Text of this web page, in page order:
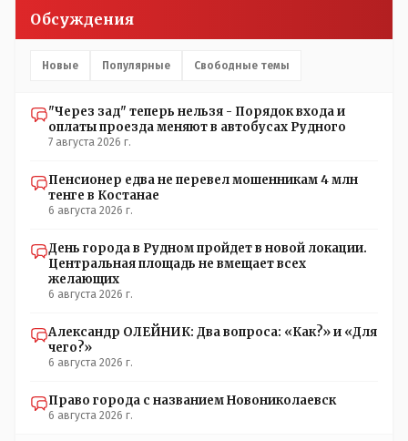
причинам, просто обстоятельства немного меняются по
сравнению с Назарбаевскими временами, власти
неизвестная в уравнении взаимоотношений власти и
Обсуждения
Новые Популярные Свободные темы
"Через зад" теперь нельзя - Порядок входа и
оплаты проезда меняют в автобусах Рудного
7 августа 2026 г.
Пенсионер едва не перевел мошенникам 4 млн
тенге в Костанае
6 августа 2026 г.
День города в Рудном пройдет в новой локации.
Центральная площадь не вмещает всех
желающих
6 августа 2026 г.
Александр ОЛЕЙНИК: Два вопроса: «Как?» и «Для
чего?»
6 августа 2026 г.
Право города с названием Новониколаевск
6 августа 2026 г.